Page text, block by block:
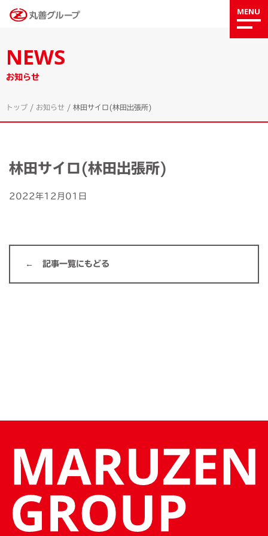
MENU
NEWS
お知らせ
トップ / お知らせ / 林田サイロ(林田出張所)
林田サイロ(林田出張所)
2022年12月01日
記事一覧にもどる